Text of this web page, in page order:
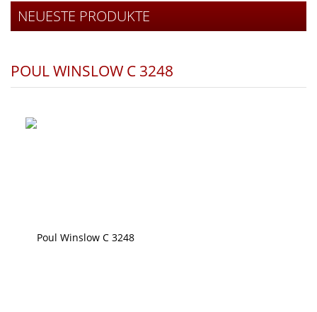
NEUESTE PRODUKTE
POUL WINSLOW C 3248